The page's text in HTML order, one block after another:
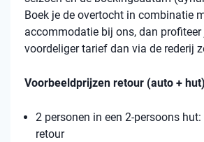
Boek je de overtocht in combinatie
accommodatie bij ons, dan
voordeliger tarief dan via de rederij
Voorbeeldprijzen retour (auto +
2 personen in een 2-persoons
retour